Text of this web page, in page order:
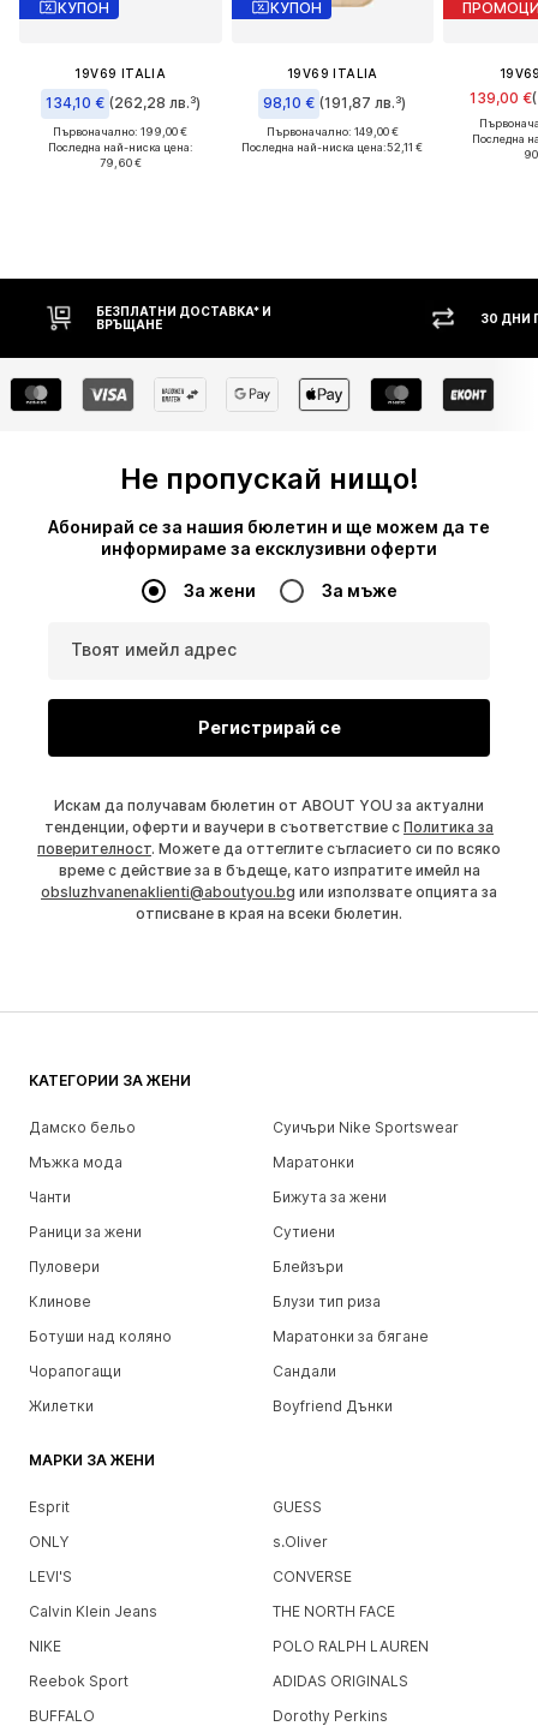
КУПОН
19V69 ITALIA
134,10 € (262,28 лв.³)
Първоначално: 199,00 €
Последна най-ниска цена:
79,60 €
КУПОН
19V69 ITALIA
98,10 € (191,87 лв.³)
Първоначално: 149,00 €
Последна най-ниска цена:52,11 €
139,00 €
Последна
30 ДНИ ПРАВО НА ВРЪЩАНЕ
Не пропускай нищо!
Абонирай се за нашия бюлетин и ще можем да те
информираме за ексклузивни оферти
За жени За мъже
Твоят имейл адрес
Регистрирай се
Искам да получавам бюлетин от ABOUT YOU за актуални
тенденции, оферти и ваучери в съответствие с Политика за
поверителност. Можете да оттеглите съгласието си по всяко
време с действие за в бъдеще, като изпратите имейл на
obsluzhvanenaklienti@aboutyou.bg или използвате опцията за
отписване в края на всеки бюлетин.
КАТЕГОРИИ ЗА ЖЕНИ
Дамско бельо
Суичъри Nike Sportswear
Мъжка мода
Маратонки
Чанти
Бижута за жени
Раници за жени
Сутиени
Пуловери
Блейзъри
Клинове
Блузи тип риза
Ботуши над коляно
Маратонки за бягане
Чорапогащи
Сандали
Жилетки
Boyfriend Дънки
МАРКИ ЗА ЖЕНИ
Esprit
GUESS
ONLY
s.Oliver
LEVI'S
CONVERSE
Calvin Klein Jeans
THE NORTH FACE
NIKE
POLO RALPH LAUREN
Reebok Sport
ADIDAS ORIGINALS
BUFFALO
Dorothy Perkins